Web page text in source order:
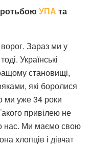
УПА та
Зараз ми у
Українські
становищі,
які боролися
ми уже 34 роки
привілею не
нас. Ми маємо свою
хлопців і дівчат